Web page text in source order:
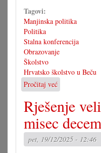
Tagovi:
Manjinska politika
Politika
Stalna konferencija
Obrazovanje
Školstvo
Hrvatsko školstvo u Beču
Pročitaj već
Skupna
izjava
za
školu
u
Beču
Rješenje
misec
pet, 19/12/2025 - 12:46